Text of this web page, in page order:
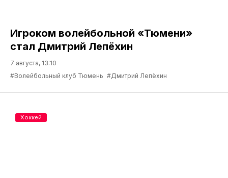
Игроком волейбольной «Тюмени»
стал Дмитрий Лепёхин
7 августа, 13:10
#Волейбольный клуб Тюмень #Дмитрий Лепёхин
Хоккей